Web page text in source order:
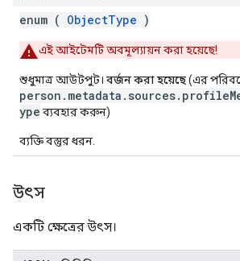
enum ( ObjectType )
এই আইটেমটি অবমূল্যায়ন করা হয়েছে!
শুধুমাত্র আউটপুট। বর্জন করা হয়েছে(এর
ype ব্যবহার করুন)
ব্যক্তি বস্তুর ধরন.
উৎস
একটি ক্ষেত্রের উৎস।